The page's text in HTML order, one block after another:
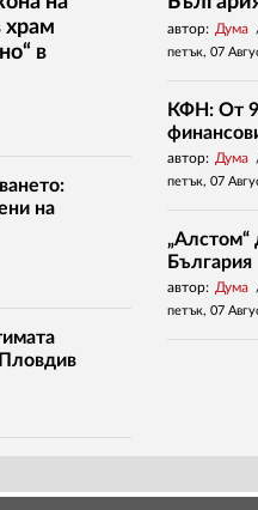
храм
в
на
автор: Дума
петък, 07
КФН: От 9
автор: Дума
петък, 07
„Алстом“
България
автор: Дума
петък, 07